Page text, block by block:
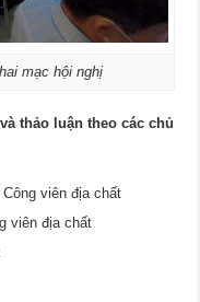
mạc hội nghị
thảo luận theo các chủ
viên địa chất
viên địa chất